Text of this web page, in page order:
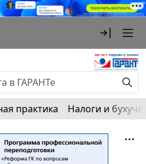
практика Налоги и